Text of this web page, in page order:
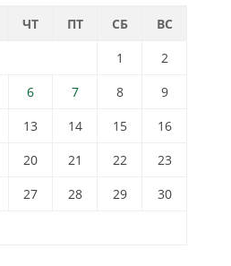
ЧТ ПТ СБ
ВС
1
2
6 7 8
9
13 14 15
16
20 21 22
23
27 28 29
30